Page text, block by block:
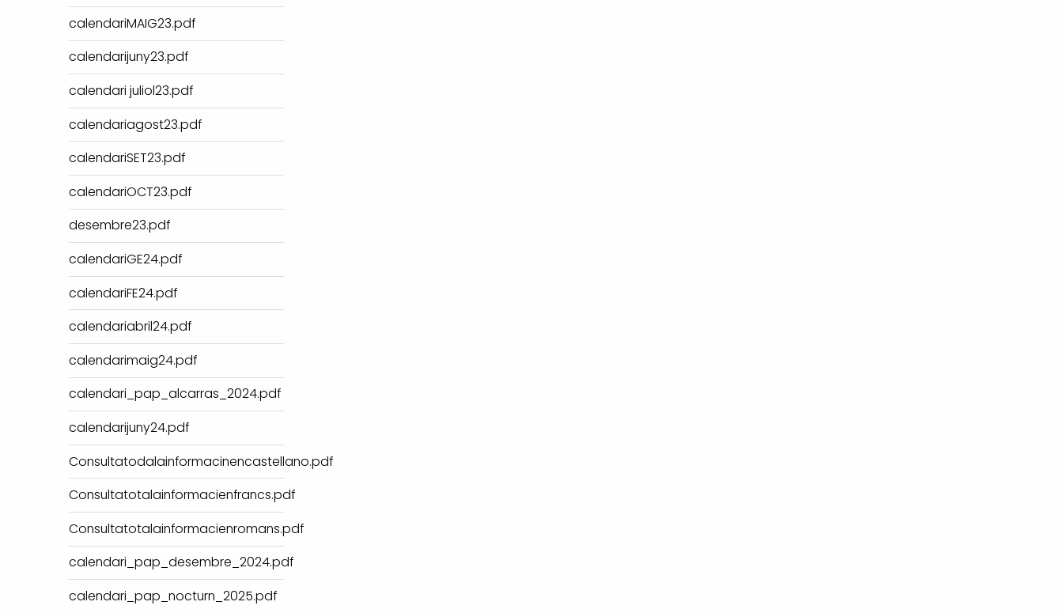
calendariMAIG23.pdf
calendarijuny23.pdf
calendari juliol23.pdf
calendariagost23.pdf
calendariSET23.pdf
calendariOCT23.pdf
desembre23.pdf
calendariGE24.pdf
calendariFE24.pdf
calendariabril24.pdf
calendarimaig24.pdf
calendari_pap_alcarras_2024.pdf
calendarijuny24.pdf
Consultatodalainformacinencastellano.pdf
Consultatotalainformacienfrancs.pdf
Consultatotalainformacienromans.pdf
calendari_pap_desembre_2024.pdf
calendari_pap_nocturn_2025.pdf